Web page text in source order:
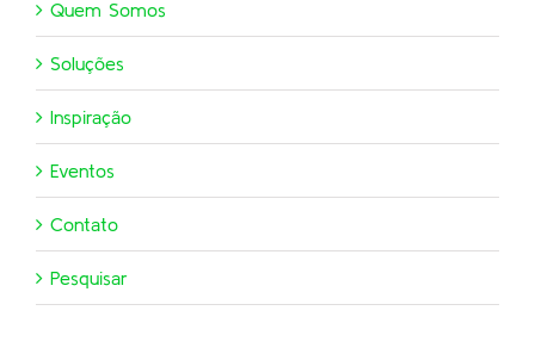
Quem Somos
Soluções
Inspiração
Eventos
Contato
Pesquisar